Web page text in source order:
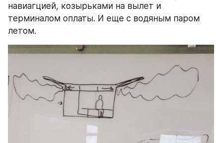
навиагцией, козырьками на вылет и
терминалом оплаты. И еще с водяным паром
летом.